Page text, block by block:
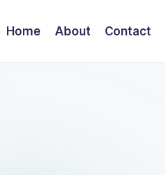
Home About Contact